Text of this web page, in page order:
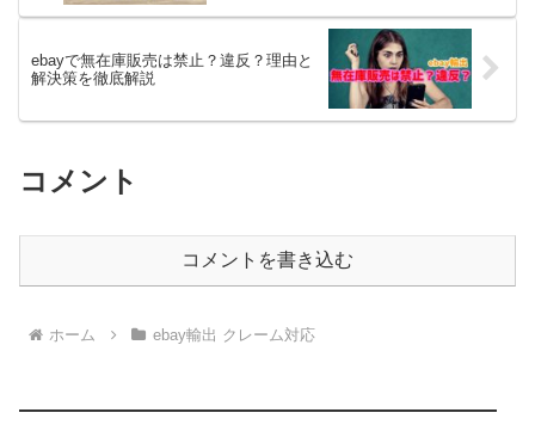
ebayで無在庫販売は禁止？違反？理由と
解決策を徹底解説
コメント
コメントを書き込む
ホーム ebay輸出 クレーム対応
————————————————————